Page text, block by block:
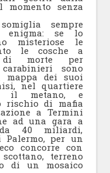
senza
sempre
se lo
misteriose le
le cosche a
di morte per
sono
mappa dei suoi
nel quartiere
il metano, e
rischio di mafia
a Termini
ad una gara a
40 miliardi,
per un
concorre con
terreno
di un mosaico